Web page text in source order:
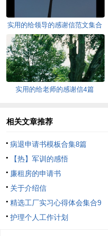
实用的给领导的感谢信范文集合
七篇
实用的给老师的感谢信4篇
相关文章推荐
病退申请书模板合集8篇
【热】军训的感悟
廉租房的申请书
关于介绍信
精选工厂实习心得体会集合9
篇护理个人工作计划